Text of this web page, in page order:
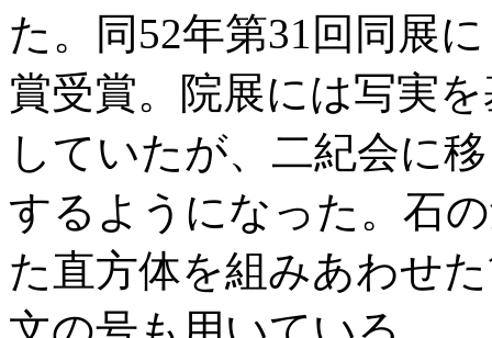
た。同52年第31回同展
賞受賞。院展には写実
していたが、二紀会に
するようになった。石
た直方体を組みあわせ